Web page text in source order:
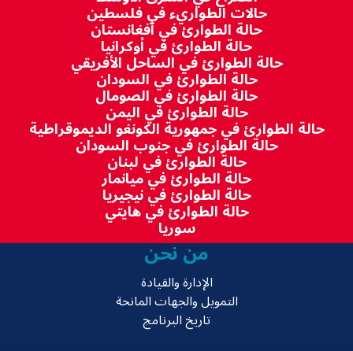
حالات الطواريء في فلسطين
حالة الطوارئ في أفغانستان
حالة الطوارئ في أوكرانيا
حالة الطوارئ في الساحل الأفريقي
حالة الطوارئ في السودان
حالة الطوارئ في الصومال
حالة الطوارئ في اليمن
حالة الطوارئ في جمهورية الكونغو الديموقراطية
حالة الطوارئ في جنوب السودان
حالة الطوارئ في لبنان
حالة الطوارئ في ميانمار
حالة الطوارئ في نيجيريا
حالة الطوارئ في هايتي
سوريا
من نحن
الإدارة والقيادة
التمويل والجهات المانحة
تاريخ البرنامج